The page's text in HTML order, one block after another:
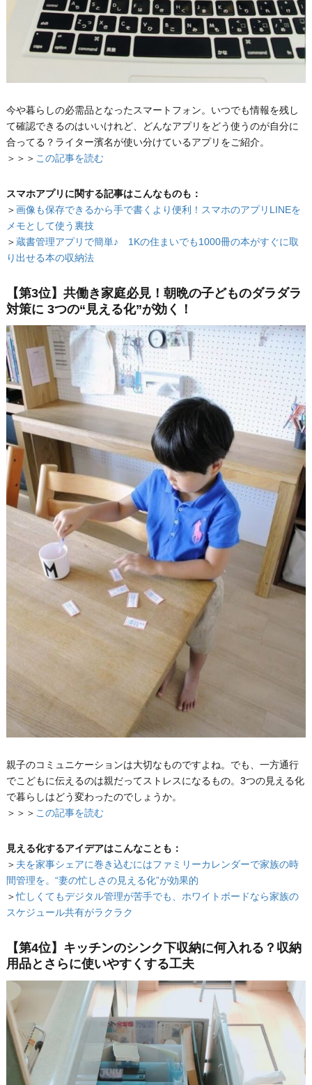
今や暮らしの必需品となったスマートフォン。いつでも情報を残し
て確認できるのはいいけれど、どんなアプリをどう使うのが自分に
合ってる？ライター濱名が使い分けているアプリをご紹介。
＞＞＞ この記事を読む
スマホアプリに関する記事はこんなものも：
＞画像も保存できるから手で書くより便利！スマホのアプリLINEを
メモとして使う裏技
＞蔵書管理アプリで簡単♪ 1Kの住まいでも1000冊の本がすぐに取
り出せる本の収納法
【第3位】共働き家庭必見！朝晩の子どものダラダラ
対策に 3つの“見える化”が効く！
親子のコミュニケーションは大切なものですよね。でも、一方通行
でこどもに伝えるのは親だってストレスになるもの。3つの見える化
で暮らしはどう変わったのでしょうか。
＞＞＞ この記事を読む
見える化するアイデアはこんなことも：
＞ 夫を家事シェアに巻き込むにはファミリーカレンダーで家族の時
間管理を。“妻の忙しさの見える化”が効果的
＞忙しくてもデジタル管理が苦手でも、ホワイトボードなら家族の
スケジュール共有がラクラク
【第4位】キッチンのシンク下収納に何入れる？収納
用品とさらに使いやすくする工夫